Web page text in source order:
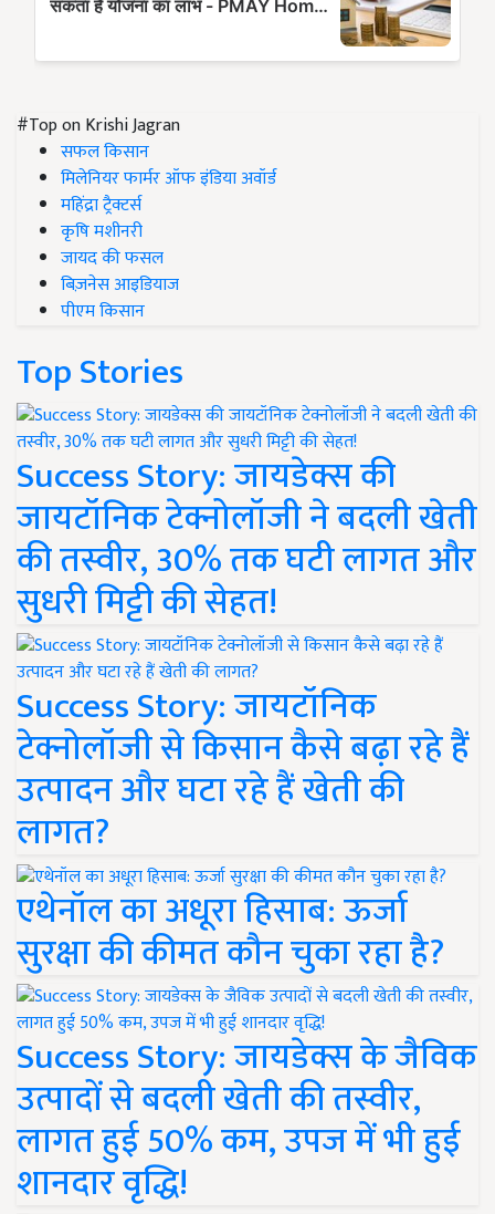
#Top on Krishi Jagran
सफल किसान
मिलेनियर फार्मर ऑफ इंडिया अवॉर्ड
महिंद्रा ट्रैक्टर्स
कृषि मशीनरी
जायद की फसल
बिज़नेस आइडियाज
पीएम किसान
Top Stories
Success Story: जायडेक्स की
जायटॉनिक टेक्नोलॉजी ने बदली खेती
की तस्वीर, 30% तक घटी लागत और
सुधरी मिट्टी की सेहत!
Success Story: जायटॉनिक
टेक्नोलॉजी से किसान कैसे बढ़ा रहे हैं
उत्पादन और घटा रहे हैं खेती की
लागत?
एथेनॉल का अधूरा हिसाब: ऊर्जा
सुरक्षा की कीमत कौन चुका रहा है?
Success Story: जायडेक्स के जैविक
उत्पादों से बदली खेती की तस्वीर,
लागत हुई 50% कम, उपज में भी हुई
शानदार वृद्धि!